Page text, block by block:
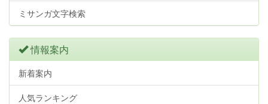
ミサンガ文字検索
情報案内
新着案内
人気ランキング